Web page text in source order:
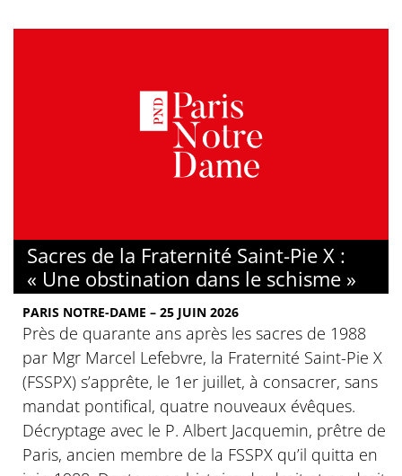
Sacres de la Fraternité Saint-Pie X :
« Une obstination dans le schisme »
PARIS NOTRE-DAME – 25 JUIN 2026
Près de quarante ans après les sacres de 1988
par Mgr Marcel Lefebvre, la Fraternité Saint-Pie X
(FSSPX) s’apprête, le 1er juillet, à consacrer, sans
mandat pontifical, quatre nouveaux évêques.
Décryptage avec le P. Albert Jacquemin, prêtre de
Paris, ancien membre de la FSSPX qu’il quitta en